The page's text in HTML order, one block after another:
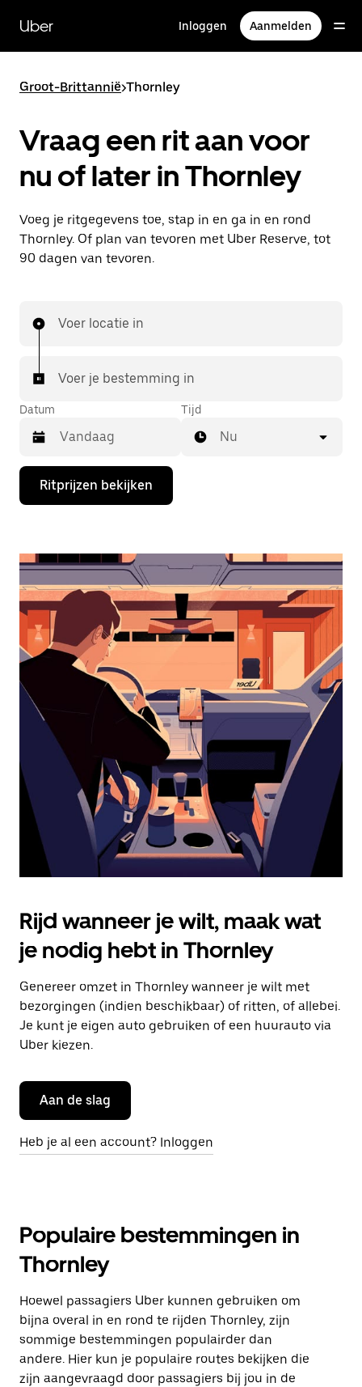
naar
hoofdinhoud
Uber Inloggen Aanmelden
Groot-Brittannië>Thornley
Vraag een rit aan voor
nu of later in Thornley
Voeg je ritgegevens toe, stap in en ga in en rond
Thornley. Of plan van tevoren met Uber Reserve, tot
90 dagen van tevoren.
Voer locatie in
Voer je bestemming in
Datum
Druk
de
de
te
openen
een
datum
te
selecteren.
Druk
Escape
agenda
te
sluiten.
Tijd
Nu
Ritprijzen bekijken
Rijd wanneer je wilt, maak wat
je nodig hebt in Thornley
Genereer omzet in Thornley wanneer je wilt met
bezorgingen (indien beschikbaar) of ritten, of allebei.
Je kunt je eigen auto gebruiken of een huurauto via
Uber kiezen.
Aan de slag
Heb je al een account? Inloggen
Populaire bestemmingen in
Thornley
Hoewel passagiers Uber kunnen gebruiken om
bijna overal in en rond te rijden Thornley, zijn
sommige bestemmingen populairder dan
andere. Hier kun je populaire routes bekijken die
zijn aangevraagd door passagiers bij jou in de